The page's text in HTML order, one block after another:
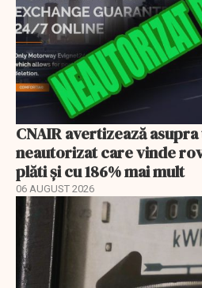
CNAIR avertizează
neautorizat care vinde
plăti și cu 186% mai mult
06 AUGUST 2026